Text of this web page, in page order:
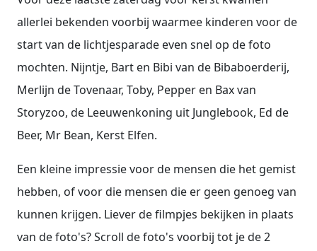
allerlei bekenden voorbij waarmee kinderen voor de
start van de lichtjesparade even snel op de foto
mochten. Nijntje, Bart en Bibi van de Bibaboerderij,
Merlijn de Tovenaar, Toby, Pepper en Bax van
Storyzoo, de Leeuwenkoning uit Junglebook, Ed de
Beer, Mr Bean, Kerst Elfen.
Een kleine impressie voor de mensen die het gemist
hebben, of voor die mensen die er geen genoeg van
kunnen krijgen. Liever de filmpjes bekijken in plaats
van de foto's? Scroll de foto's voorbij tot je de 2